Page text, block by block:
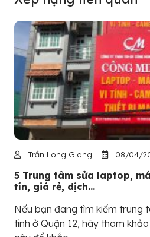
Trần Long Giang 08/04/
5 Trung tâm sửa laptop,
tín, giá rẻ, dịch...
Nếu bạn đang tìm kiếm trung
tính ở Quận 12, hãy tham